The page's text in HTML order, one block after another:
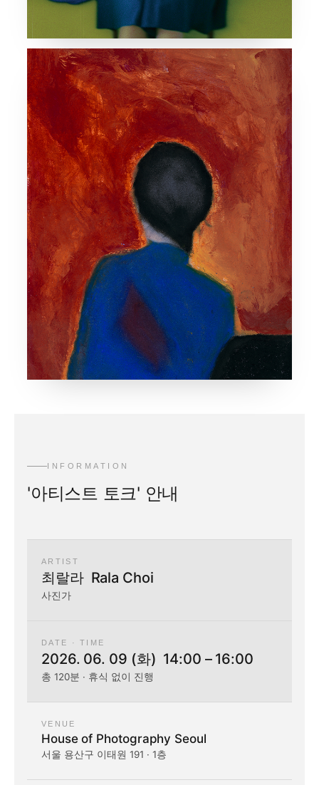
INFORMATION
'아티스트 토크' 안내
ARTIST
최랄라 Rala Choi
사진가
DATE · TIME
2026. 06. 09 (화) 14:00 – 16:00
총 120분 · 휴식 없이 진행
VENUE
House of Photography Seoul
서울 용산구 이태원 191 · 1층